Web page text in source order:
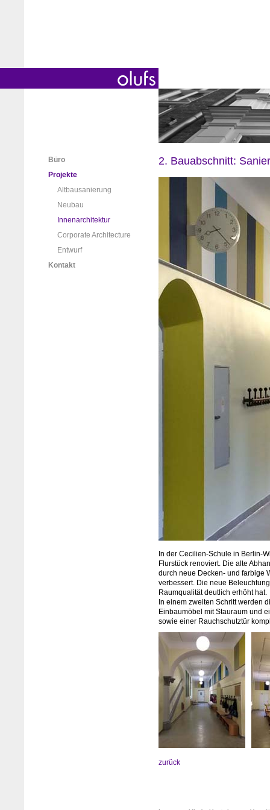
Büro
Projekte
Altbausanierung
Neubau
Innenarchitektur
Corporate Architecture
Entwurf
Kontakt
2. Bauabschnitt:
In der Cecilien-Schule in Berlin-
Flurstück renoviert. Die alte
durch neue Decken- und farbige
verbessert. Die neue
Raumqualität deutlich erhöht hat.
In einem zweiten Schritt werden
Einbaumöbel mit Stauraum und
sowie einer Rauchschutztür
zurück